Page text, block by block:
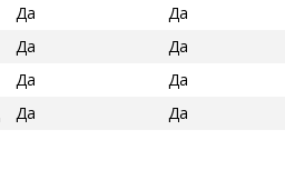
Да
Да
Да
Да
Да
Да
Да Да